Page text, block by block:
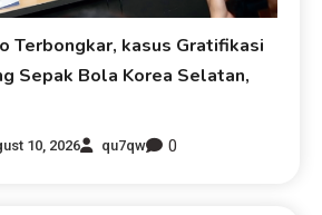
Terbongkar, kasus Gratifikasi
Sepak Bola Korea Selatan,
10, 2026 qu7qw 0